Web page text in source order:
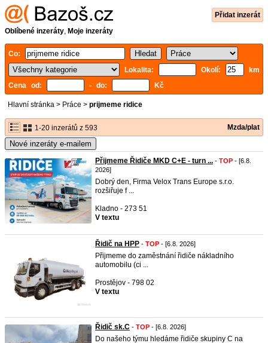
Přidat inzerát
Oblíbené inzeráty, Moje inzeráty
Co:
Lokalita:
Okolí:
km
Cena od:
- do: Kč
Hlavní stránka > Práce > prijmeme ridice
1-20 inzerátů z 593 Mzda/plat
Nové inzeráty e-mailem
Přijmeme Řidiče MKD C+E - turn ... - TOP - [6.8.
2026]
Dobrý den, Firma Velox Trans Europe s.r.o.
rozšiřuje f ...
Kladno - 273 51
V textu
Řidič na HPP - TOP - [6.8. 2026]
Přijmeme do zaměstnání řidiče nákladního
automobilu (ci ...
Prostějov - 798 02
V textu
Řidič sk.C - TOP - [6.8. 2026]
Do našeho týmu hledáme řidiče skupiny C na